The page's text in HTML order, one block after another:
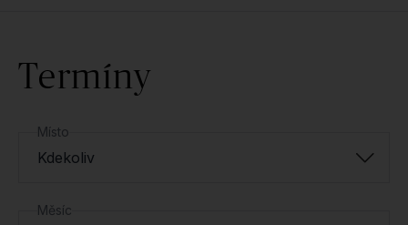
Termíny
Místo
Kdekoliv
Měsíc